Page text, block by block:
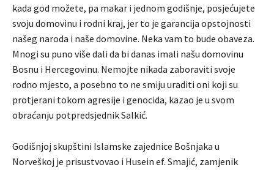
kada god možete, pa makar i jednom godišnje, posjećujete
svoju domovinu i rodni kraj, jer to je garancija opstojnosti
našeg naroda i naše domovine. Neka vam to bude obaveza.
Mnogi su puno više dali da bi danas imali našu domovinu
Bosnu i Hercegovinu. Nemojte nikada zaboraviti svoje
rodno mjesto, a posebno to ne smiju uraditi oni koji su
protjerani tokom agresije i genocida, kazao je u svom
obraćanju potpredsjednik Salkić.
Godišnjoj skupštini Islamske zajednice Bošnjaka u
Norveškoj je prisustvovao i Husein ef. Smajić, zamjenik